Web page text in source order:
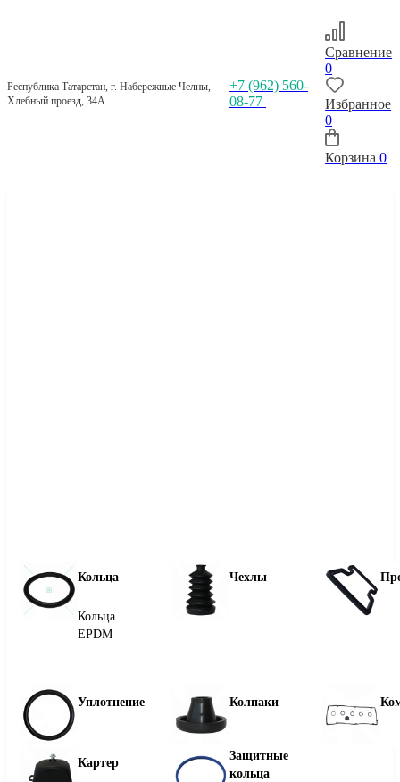
Республика Татарстан, г. Набережные Челны,
Хлебный проезд, 34А
+7 (962) 560-
08-77
Сравнение
0
Избранное
0
Корзина 0
Кольца
Кольца
EPDM
Чехлы
Уплотнение Колпаки
Картер
Защитные
кольца